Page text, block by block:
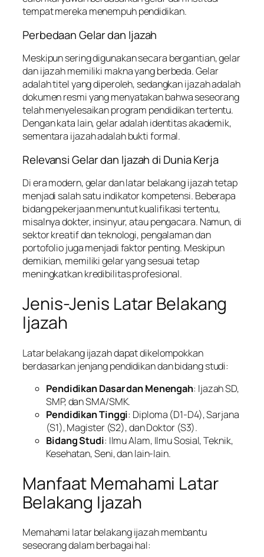
tempat mereka menempuh pendidikan.
Perbedaan Gelar dan Ijazah
Meskipun sering digunakan secara bergantian, gelar
dan ijazah memiliki makna yang berbeda. Gelar
adalah titel yang diperoleh, sedangkan ijazah adalah
dokumen resmi yang menyatakan bahwa seseorang
telah menyelesaikan program pendidikan tertentu.
Dengan kata lain, gelar adalah identitas akademik,
sementara ijazah adalah bukti formal.
Relevansi Gelar dan Ijazah di Dunia Kerja
Di era modern, gelar dan latar belakang ijazah tetap
menjadi salah satu indikator kompetensi. Beberapa
bidang pekerjaan menuntut kualifikasi tertentu,
misalnya dokter, insinyur, atau pengacara. Namun, di
sektor kreatif dan teknologi, pengalaman dan
portofolio juga menjadi faktor penting. Meskipun
demikian, memiliki gelar yang sesuai tetap
meningkatkan kredibilitas profesional.
Jenis-Jenis Latar Belakang
Ijazah
Latar belakang ijazah dapat dikelompokkan
berdasarkan jenjang pendidikan dan bidang studi:
Pendidikan Dasar dan Menengah: Ijazah SD,
SMP, dan SMA/SMK.
Pendidikan Tinggi: Diploma (D1-D4), Sarjana
(S1), Magister (S2), dan Doktor (S3).
Bidang Studi: Ilmu Alam, Ilmu Sosial, Teknik,
Kesehatan, Seni, dan lain-lain.
Manfaat Memahami Latar
Belakang Ijazah
Memahami latar belakang ijazah membantu
seseorang dalam berbagai hal: